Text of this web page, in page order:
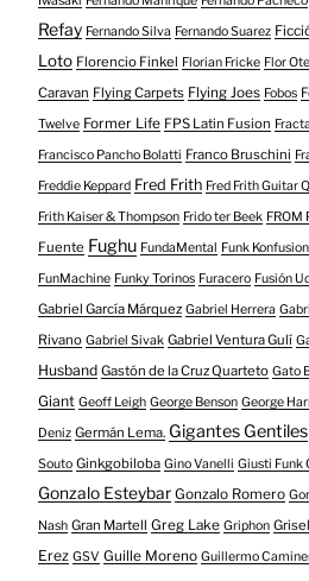
Refay Fernando Silva Fernando Suarez
Loto Florencio Finkel Florian Fricke Flor
Caravan Flying Carpets Flying Joes Fobos
Twelve Former Life FPS Latin Fusion
Francisco Pancho Bolatti Franco Bruschini
Freddie Keppard Fred Frith Fred Frith Guitar
Frith Kaiser & Thompson Frido ter Beek FROM
Fuente Fughu FundaMental Funk Konfusion
FunMachine Funky Torinos Furacero Fusión
Gabriel García Márquez Gabriel Herrera
Rivano Gabriel Sivak Gabriel Ventura Gulí
Husband Gastón de la Cruz Quarteto Gato
Giant Geoff Leigh George Benson George
Deniz Germán Lema. Gigantes Gentiles
Souto Ginkgobiloba Gino Vanelli Giusti Funk
Gonzalo Esteybar Gonzalo Romero
Nash Gran Martell Greg Lake Griphon
Erez GSV Guille Moreno Guillermo